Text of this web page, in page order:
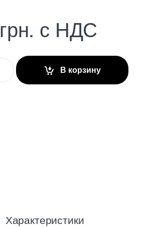
грн. с НДС
В корзину
Характеристики